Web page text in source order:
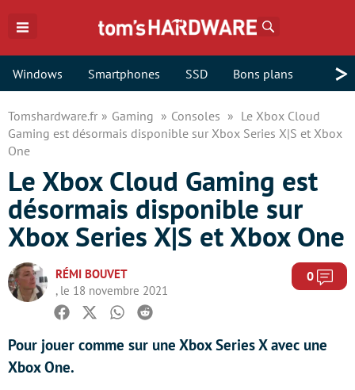
Windows Smartphones SSD Bons plans >
Tomshardware.fr Gaming Consoles
Le Xbox Cloud
Gaming est désormais disponible sur Xbox Series X|S et Xbox
One
Le Xbox Cloud Gaming est
désormais disponible sur
Xbox Series X|S et Xbox One
RÉMI BOUVET
, le 18 novembre 2021
0
Facebook
TwitterWhatsapp
Reddit
Pour jouer comme sur une Xbox Series X avec une
Xbox One.